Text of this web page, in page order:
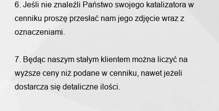
6. Jeśli nie znaleźli Państwo swojego katalizatora w
cenniku proszę przesłać nam jego zdjęcie wraz z
oznaczeniami.
7. Będąc naszym stałym klientem można liczyć na
wyższe ceny niż podane w cenniku, nawet jeżeli
dostarcza się detaliczne ilości.